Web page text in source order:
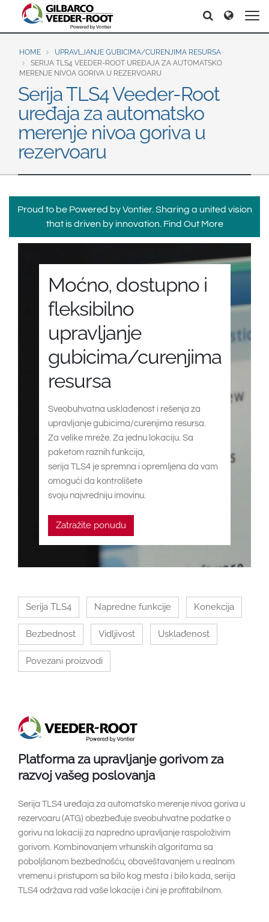
North America
United States
Canada
Español English
Brazil
Português
Mexico
Español
Europe & CIS
English
Dansk
Deutsch
Español
Français
Magyar
Norsk
Română
Srpski
Middle East and Africa
India
Pretraga Pretraga
HOME
UPRAVLJANJE GUBICIMA/CURENJIMA RESURSA
SERIJA TLS4 VEEDER-ROOT UREĐAJA ZA AUTOMATSKO
MERENJE NIVOA GORIVA U REZERVOARU
Serija TLS4 Veeder-Root
uređaja za automatsko
merenje nivoa goriva u
rezervoaru
Proud to be Powered by Vontier. Sharing a united vision
that is driven by innovation. Find Out More
Moćno, dostupno i
fleksibilno
upravljanje
gubicima/curenjima
resursa
Sveobuhvatna usklađenost i rešenja za
upravljanje gubicima/curenjima resursa.
Za velike mreže. Za jednu lokaciju. Sa
paketom raznih funkcija,
serija TLS4 je spremna i opremljena da vam
omogući da kontrolišete
svoju najvredniju imovinu.
Zatražite ponudu
Serija TLS4 Napredne funkcije Konekcija
Bezbednost Vidljivost Usklađenost
Povezani proizvodi
Platforma za upravljanje gorivom za
razvoj vašeg poslovanja
Serija TLS4 uređaja za automatsko merenje nivoa goriva u
rezervoaru (ATG) obezbeđuje sveobuhvatne podatke o
gorivu na lokaciji za napredno upravljanje raspoloživim
gorivom. Kombinovanjem vrhunskih algoritama sa
poboljšanom bezbednošću, obaveštavanjem u realnom
vremenu i pristupom sa bilo kog mesta i bilo kada, serija
TLS4 održava rad vaše lokacije i čini je profitabilnom.